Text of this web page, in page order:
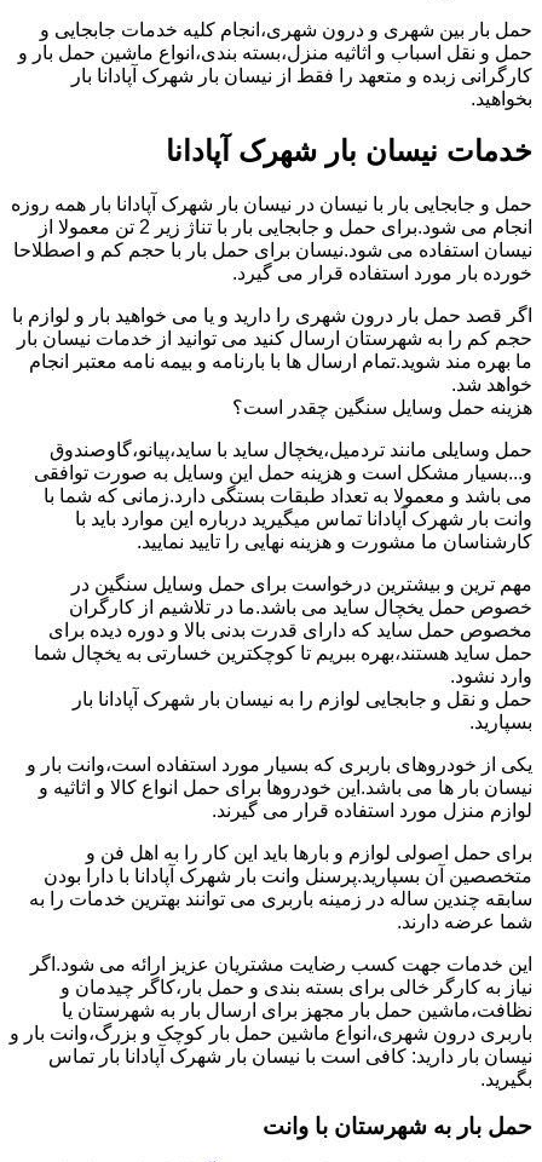
حمل بار بین شهری و درون شهری،انجام کلیه خدمات جابجایی و
حمل و نقل اسباب و اثاثیه منزل،بسته بندی،انواع ماشین حمل بار و
کارگرانی زبده و متعهد را فقط از نیسان بار شهرک آپادانا بار
بخواهید.
خدمات نیسان بار شهرک آپادانا
حمل و جابجایی بار با نیسان در نیسان بار شهرک آپادانا بار همه روزه
انجام می شود.برای حمل و جابجایی بار با تناژ زیر 2 تن معمولا از
نیسان استفاده می شود.نیسان برای حمل بار با حجم کم و اصطلاحا
خورده بار مورد استفاده قرار می گیرد.
اگر قصد حمل بار درون شهری را دارید و یا می خواهید بار و لوازم با
حجم کم را به شهرستان ارسال کنید می توانید از خدمات نیسان بار
ما بهره مند شوید.تمام ارسال ها با بارنامه و بیمه نامه معتبر انجام
خواهد شد.
هزینه حمل وسایل سنگین چقدر است؟
حمل وسایلی مانند تردمیل،یخچال ساید با ساید،پیانو،گاوصندوق
و...بسیار مشکل است و هزینه حمل این وسایل به صورت توافقی
می باشد و معمولا به تعداد طبقات بستگی دارد.زمانی که شما با
وانت بار شهرک آپادانا تماس میگیرید درباره این موارد باید با
کارشناسان ما مشورت و هزینه نهایی را تایید نمایید.
مهم ترین و بیشترین درخواست برای حمل وسایل سنگین در
خصوص حمل یخچال ساید می باشد.ما در تلاشیم از کارگران
مخصوص حمل ساید که دارای قدرت بدنی بالا و دوره دیده برای
حمل ساید هستند،بهره ببریم تا کوچکترین خسارتی به یخچال شما
وارد نشود.
حمل و نقل و جابجایی لوازم را به نیسان بار شهرک آپادانا بار
بسپارید.
یکی از خودروهای باربری که بسیار مورد استفاده است،وانت بار و
نیسان بار ها می باشد.این خودروها برای حمل انواع کالا و اثاثیه و
لوازم منزل مورد استفاده قرار می گیرند.
برای حمل اصولی لوازم و بارها باید این کار را به اهل فن و
متخصصین آن بسپارید.پرسنل وانت بار شهرک آپادانا با دارا بودن
سابقه چندین ساله در زمینه باربری می توانند بهترین خدمات را به
شما عرضه دارند.
این خدمات جهت کسب رضایت مشتریان عزیز ارائه می شود.اگر
نیاز به کارگر خالی برای بسته بندی و حمل بار،کاگر چیدمان و
نظافت،ماشین حمل بار مجهز برای ارسال بار به شهرستان یا
باربری درون شهری،انواع ماشین حمل بار کوچک و بزرگ،وانت بار و
نیسان بار دارید: کافی است با نیسان بار شهرک آپادانا بار تماس
بگیرید.
حمل بار به شهرستان با وانت